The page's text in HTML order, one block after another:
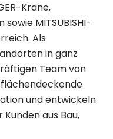
Krane,
MITSUBISHI-
Als
in ganz
Team von
und entwickeln
aus Bau,